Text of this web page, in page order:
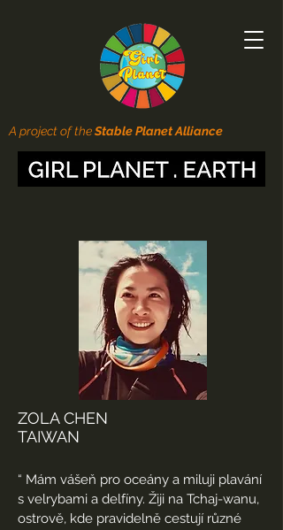
A project of theStable Planet Alliance
ZOLA CHEN
TAIWAN
“ Mám vášeň pro oceány a miluji plavání
s velrybami a delfíny. Žiji na Tchaj-wanu,
ostrově, kde pravidelně cestují různé